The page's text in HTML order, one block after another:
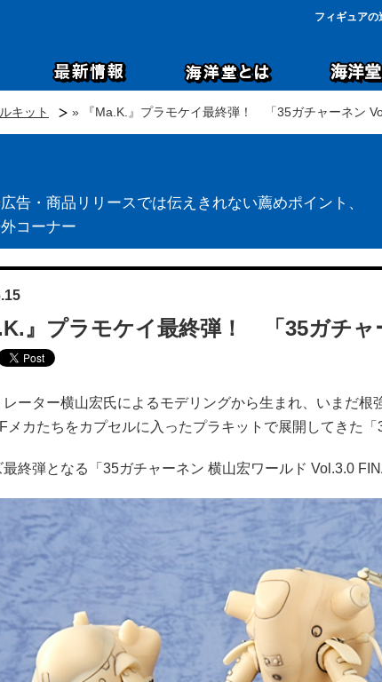
フィギュア
キット » 『Ma.K.』プラモケイ最終弾！ 「35ガチャーネン
告・商品リリースでは伝えきれない薦めポイント、
コーナー
』プラモケイ最終弾！ 「35ガチ
レーター横山宏氏によるモデリングから生まれ、いまだ根
メカたちをカプセルに入ったプラキットで展開してきた「
最終弾となる「35ガチャーネン 横山宏ワールド Vol.3.0